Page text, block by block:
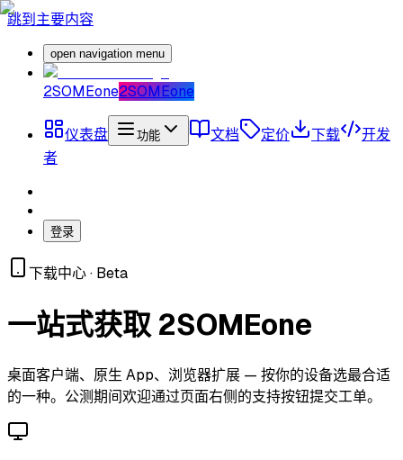
跳到主要内容
open navigation menu
2SOMEone2SOMEone
仪表盘 功能 文档 定价 下载
开发
者
登录
下载中心 · Beta
一站式获取 2SOMEone
桌面客户端、原生 App、浏览器扩展 — 按你的设备选最合适
的一种。公测期间欢迎通过页面右侧的支持按钮提交工单。